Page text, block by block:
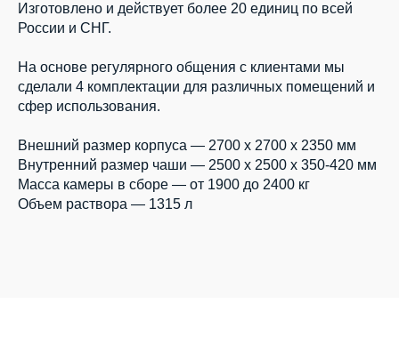
Изготовлено и действует более 20 единиц по всей
России и СНГ.
На основе регулярного общения с клиентами мы
сделали 4 комплектации для различных помещений и
сфер использования.
Внешний размер корпуса — 2700 х 2700 х 2350 мм
Внутренний размер чаши — 2500 х 2500 х 350-420 мм
Масса камеры в сборе — от 1900 до 2400 кг
Объем раствора — 1315 л